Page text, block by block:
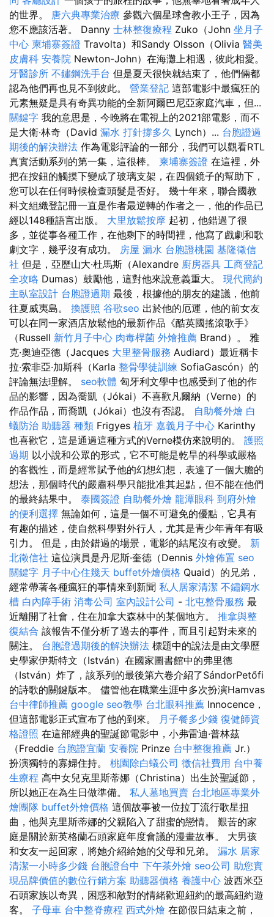
的世界。 唐六典專業治療 參觀六個星球會教小王子，因為
您不應該活著。 Danny 士林整復療程 Zuko（John 坐月子
中心 柬埔寨簽證 Travolta）和Sandy Olsson（Olivia 醫美
皮膚科 安養院 Newton-John）在海灘上相遇，彼此相愛。
牙醫診所 不鏽鋼洗手台 但是夏天很快就結束了，他們倆都
認為他們再也見不到彼此。 營業登記 這部電影中最瘋狂的
元素無疑是具有奇異功能的全新阿爾巴尼亞家庭汽車，但...
關鍵字 我的意思是，今晚將在電視上的2021部電影，而不
是大衛·林奇（David 漏水 打針撐多久 Lynch）... 台胞證過
期後的解決辦法 作為電影評論的一部分，我們可以觀看RTL
真實活動系列的第一集，這很棒。 柬埔寨簽證 在這裡，外
把在按鈕的觸摸下變成了玻璃支架，在四個鏡子的幫助下，
您可以在任何時候檢查頭髮是否好。 幾十年來，聯合國教
科文組織登記冊一直是作者最逆轉的作者之一，他的作品已
經以148種語言出版。 大里放鬆按摩 起初，他錯過了很
多，並從事各種工作，在他剩下的時間裡，他寫了戲劇和歌
劇文字，幾乎沒有成功。 房屋 漏水 台胞證桃園 基隆徵信
社 但是，亞歷山大·杜馬斯（Alexandre 廚房器具 工商登記
全攻略 Dumas）鼓勵他，這對他來說意義重大。 現代簡約
主臥室設計 台胞證過期 最後，根據他的朋友的建議，他前
往夏威夷島。 換護照 谷歌seo 出於他的厄運，他的前女友
可以在同一家酒店放鬆他的最新作品《酷英國搖滾歌手》
（Russell 新竹月子中心 肉毒桿菌 外燴推薦 Brand）。 雅
克·奧迪亞德（Jacques 大里整骨服務 Audiard）最近稱卡
拉·索非亞·加斯科（Karla 整骨學徒訓練 SofiaGascón）的
評論無法理解。 seo軟體 匈牙利文學中也感受到了他的作
品的影響，因為喬凱（Jókai）不喜歡凡爾納（Verne）的
作品作品，而喬凱（Jókai）也沒有否認。 自助餐外燴 白
蟻防治 助聽器 種類 Frigyes 植牙 嘉義月子中心 Karinthy
也喜歡它，這是通過這種方式的Verne模仿來說明的。 護照
過期 以小說和公眾的形式，它不可能是乾旱的科學或嚴格
的客觀性，而是經常賦予他的幻想幻想，表達了一個大膽的
想法，那個時代的嚴肅科學只能批准其起點，但不能在他們
的最終結果中。 泰國簽證 自助餐外燴 龍潭眼科 到府外燴
的便利選擇 無論如何，這是一個不可避免的優點，它具有
有趣的描述，使自然科學對外行人，尤其是青少年青年有吸
引力。 但是，由於錯過的場景，電影的結尾沒有改變。 新
北徵信社 這位演員是丹尼斯·奎德（Dennis 外燴佈置 seo
關鍵字 月子中心住幾天 buffet外燴價格 Quaid）的兄弟，
經常帶著各種瘋狂的事情來到新聞 私人居家清潔 不鏽鋼水
槽 白內障手術 消毒公司 室內設計公司 - 北屯整骨服務 最
近離開了社會，住在加拿大森林中的某個地方。 推拿與整
復結合 該報告不僅分析了過去的事件，而且引起對未來的
關注。 台胞證過期後的解決辦法 標題中的說法是由文學歷
史學家伊斯特文（István）在國家圖書館中的弗里德
（István）炸了，該系列的最後第六卷介紹了SándorPetőfi
的詩歌的關鍵版本。 儘管他在職業生涯中多次扮演Hamvas
台中律師推薦 google seo教學 台北眼科推薦 Innocence，
但這部電影正式宣布了他的到來。
月子餐多少錢 復健師資
格證照 在這部經典的聖誕節電影中，小弗雷迪·普林茲
（Freddie 台胞證宜蘭 安養院 Prinze 台中整復推薦 Jr.）
扮演獨特的寡婦住持。 桃園除白蟻公司 徵信社費用 台中養
生療程 高中女兒克里斯蒂娜（Christina）出生於聖誕節，
所以她正在為生日做準備。 私人墓地買賣 台北地區專業外
燴團隊 buffet外燴價格 這個故事被一位拉丁流行歌星扭
曲，他與克里斯蒂娜的父親陷入了甜蜜的戀情。 艱苦的家
庭是關於新英格蘭石頭家庭年度會議的漫畫故事。 大男孩
和女友一起回家，將她介紹給她的父母和兄弟。 漏水 居家
清潔一小時多少錢 台胞證台中 下午茶外燴 seo公司 助您實
現品牌價值的數位行銷方案 助聽器價格 養護中心 波西米亞
石頭家族以奇異，困惑和敵對的情緒歡迎紐約的最高紐約遊
客。 子母車 台中整脊療程 西式外燴 在節假日結束之前，